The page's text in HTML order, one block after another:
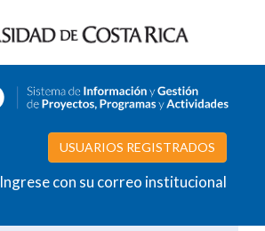
USUARIOS REGISTRADOS
Ingrese con su correo institucional